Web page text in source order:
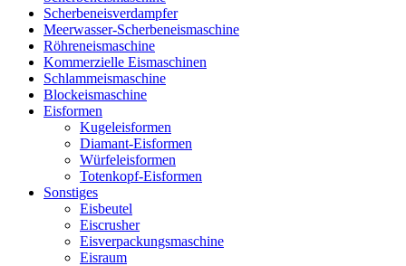
Scherbeneisverdampfer
Meerwasser-Scherbeneismaschine
Röhreneismaschine
Kommerzielle Eismaschinen
Schlammeismaschine
Blockeismaschine
Eisformen
Kugeleisformen
Diamant-Eisformen
Würfeleisformen
Totenkopf-Eisformen
Sonstiges
Eisbeutel
Eiscrusher
Eisverpackungsmaschine
Eisraum